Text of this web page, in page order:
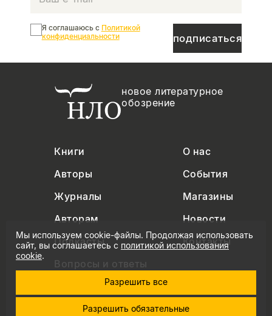
подписаться
Я соглашаюсь с Политикой
конфиденциальности
новое литературное
обозрение
Книги
О нас
Авторы
События
Журналы
Магазины
Авторам
Новости
Подкасты
Контакты
Вопросы и ответы
Мы используем cookie-файлы. Продолжая использовать
сайт, вы соглашаетесь с политикой использования
cookie.
Разрешить все
Разрешить обязательные